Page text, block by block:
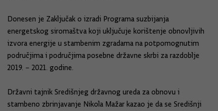
Donesen je Zaključak o izradi Programa suzbijanja
energetskog siromaštva koji uključuje korištenje obnovljivih
izvora energije u stambenim zgradama na potpomognutim
područjima i područjima posebne državne skrbi za razdoblje
2019. – 2021. godine.
Državni tajnik Središnjeg državnog ureda za obnovu i
stambeno zbrinjavanje Nikola Mažar kazao je da se Središnji